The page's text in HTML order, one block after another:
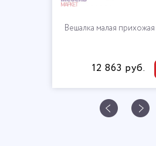
Вешалка малая
12 863 руб.